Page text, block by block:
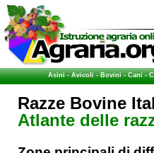
Asini-Avicoli-Bovini-Cani-
Razze Bovine
Atlante delle